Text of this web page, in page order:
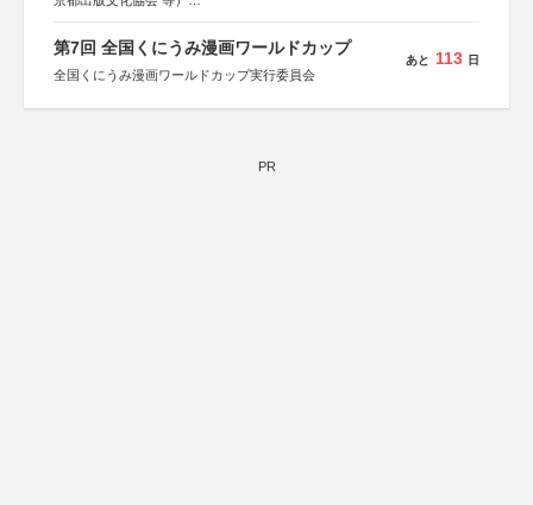
KADOKAWA、河出書房新社、幻冬舎、講談社、光文社、
集英社、小学館、祥伝社、新潮社、淡交社、ちいさいミシ
マ社、徳間書店、早川書房、PHP研究所、双葉社、文藝春
第7回 全国くにうみ漫画ワールドカップ
全国くにうみ漫画ワールドカップ実行委員会
あと 113 日
PR